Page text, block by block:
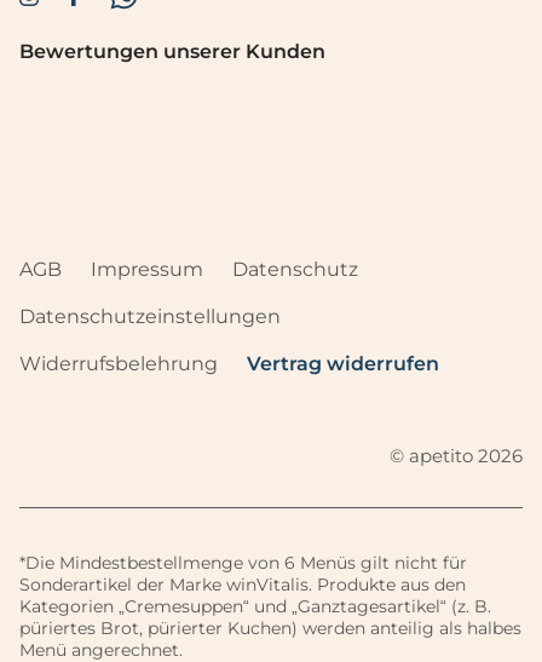
Bewertungen unserer Kunden
AGB Impressum Datenschutz
Datenschutzeinstellungen
Widerrufsbelehrung Vertrag widerrufen
© apetito 2026
*Die Mindestbestellmenge von 6 Menüs gilt nicht für
Sonderartikel der Marke winVitalis. Produkte aus den
Kategorien „Cremesuppen“ und „Ganztagesartikel“ (z. B.
püriertes Brot, pürierter Kuchen) werden anteilig als halbes
Menü angerechnet.